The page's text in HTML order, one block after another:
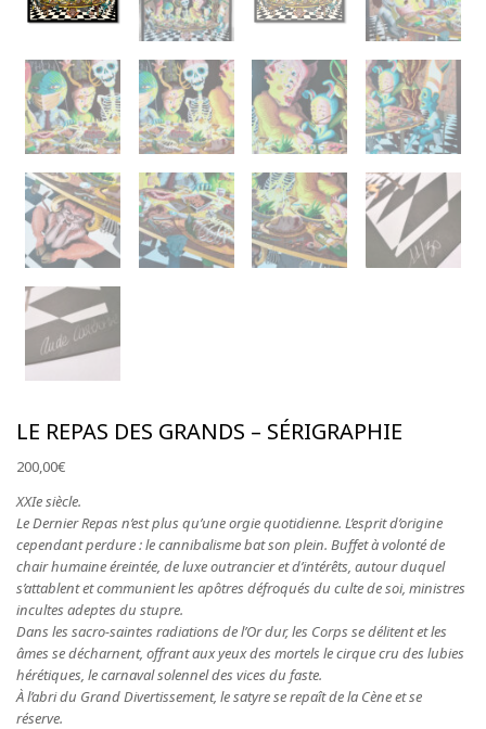
S'abonner à la NewsLetter
LE REPAS DES GRANDS – SÉRIGRAPHIE
200,00€
XXIe siècle.
Le Dernier Repas n’est plus qu’une orgie quotidienne. L’esprit d’origine
cependant perdure : le cannibalisme bat son plein. Buffet à volonté de
chair humaine éreintée, de luxe outrancier et d’intérêts, autour duquel
s’attablent et communient les apôtres défroqués du culte de soi, ministres
incultes adeptes du stupre.
Dans les sacro-saintes radiations de l’Or dur, les Corps se délitent et les
âmes se décharnent, offrant aux yeux des mortels le cirque cru des lubies
hérétiques, le carnaval solennel des vices du faste.
À l’abri du Grand Divertissement, le satyre se repaît de la Cène et se
réserve.